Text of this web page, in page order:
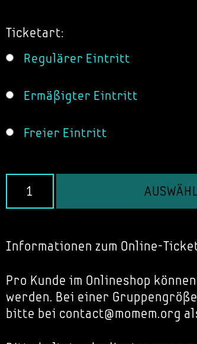
Ticketart:
Regulärer Eintritt
Ermäßigter Eintritt
Freier Eintritt
Informationen zum Online-
Pro Kunde im Onlineshop
werden. Bei einer
bitte bei contact@momem.org